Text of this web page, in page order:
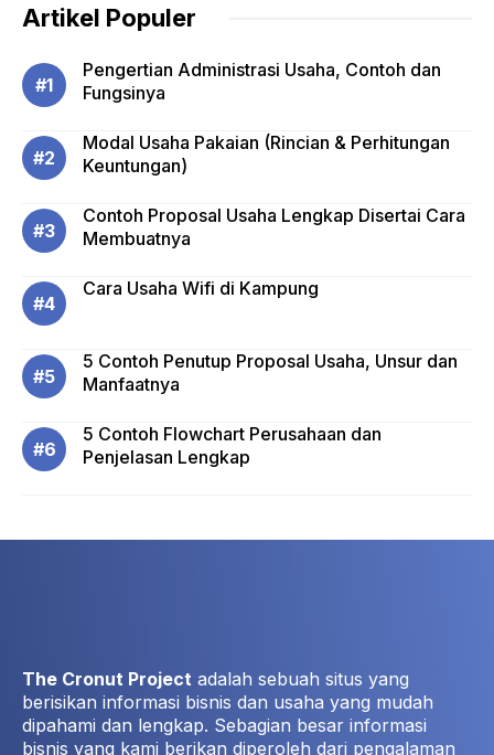
Artikel Populer
Pengertian Administrasi Usaha, Contoh dan
Fungsinya
Modal Usaha Pakaian (Rincian & Perhitungan
Keuntungan)
Contoh Proposal Usaha Lengkap Disertai Cara
Membuatnya
Cara Usaha Wifi di Kampung
5 Contoh Penutup Proposal Usaha, Unsur dan
Manfaatnya
5 Contoh Flowchart Perusahaan dan
Penjelasan Lengkap
The Cronut Project adalah sebuah situs yang
berisikan informasi bisnis dan usaha yang mudah
dipahami dan lengkap. Sebagian besar informasi
bisnis yang kami berikan diperoleh dari pengalaman